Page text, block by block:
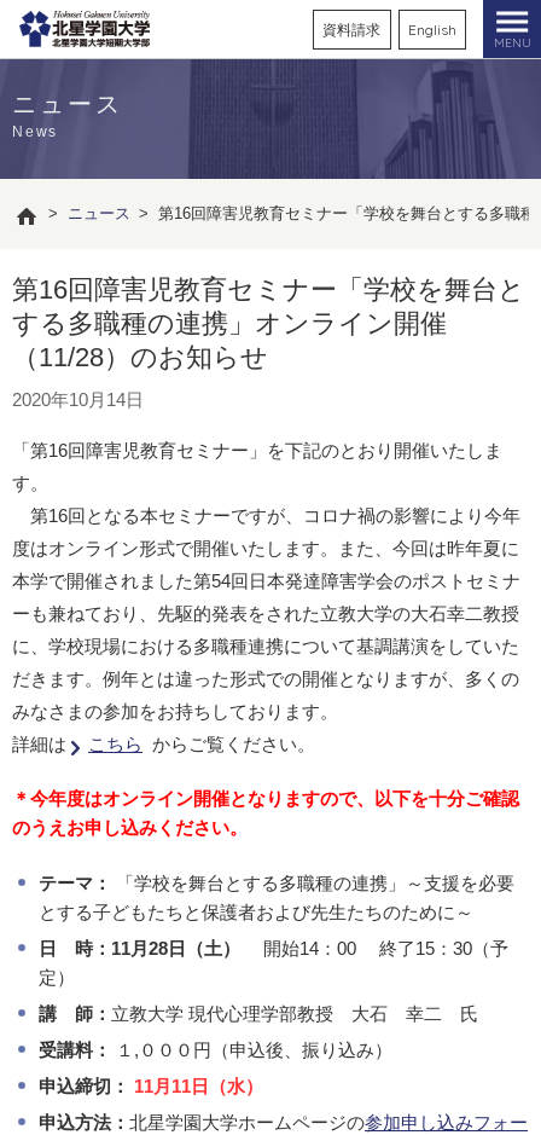
資料請求 English
MENU
ニュース
News
> ニュース > 第16回障害児教育セミナー「学校を舞台とする多職
第16回障害児教育セミナー「学校を舞台と
する多職種の連携」オンライン開催
（11/28）のお知らせ
2020年10月14日
「第16回障害児教育セミナー」を下記のとおり開催いたしま
す。
第16回となる本セミナーですが、コロナ禍の影響により今年
度はオンライン形式で開催いたします。また、今回は昨年夏に
本学で開催されました第54回日本発達障害学会のポストセミナ
ーも兼ねており、先駆的発表をされた立教大学の大石幸二教授
に、学校現場における多職種連携について基調講演をしていた
だきます。例年とは違った形式での開催となりますが、多くの
みなさまの参加をお持ちしております。
詳細は
こちら からご覧ください。
＊今年度はオンライン開催となりますので、以下を十分ご確認
のうえお申し込みください。
テーマ：
「学校を舞台とする多職種の連携」～支援を必要
とする子どもたちと保護者および先生たちのために～
日 時：11月28日（土）
開始14：00 終了15：30（予
定）
講 師： 立教大学 現代心理学部教授 大石 幸二 氏
受講料：
１,０００円（申込後、振り込み）
申込締切：
11月11日（水）
申込方法： 北星学園大学ホームページの参加申し込みフォー